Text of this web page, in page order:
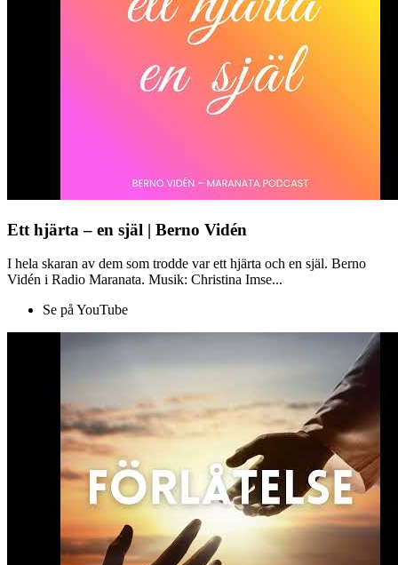
Ett hjärta – en själ | Berno Vidén
I hela skaran av dem som trodde var ett hjärta och en själ. Berno
Vidén i Radio Maranata. Musik: Christina Imse...
Se på YouTube